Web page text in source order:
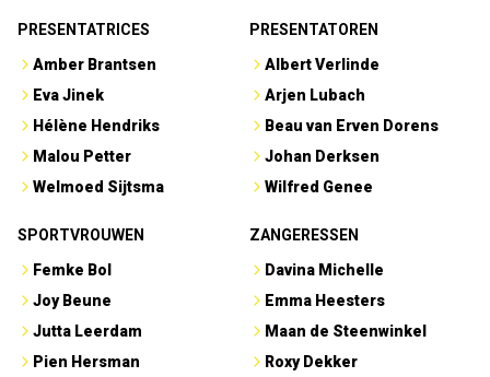
PRESENTATRICES
Amber Brantsen
Eva Jinek
Hélène Hendriks
Malou Petter
Welmoed Sijtsma
PRESENTATOREN
Albert Verlinde
Arjen Lubach
Beau van Erven Dorens
Johan Derksen
Wilfred Genee
SPORTVROUWEN
Femke Bol
Joy Beune
Jutta Leerdam
Pien Hersman
ZANGERESSEN
Davina Michelle
Emma Heesters
Maan de Steenwinkel
Roxy Dekker